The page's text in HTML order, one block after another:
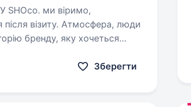
візиту. Атмосфера, люди
бренду, яку хочеться
Зберегти